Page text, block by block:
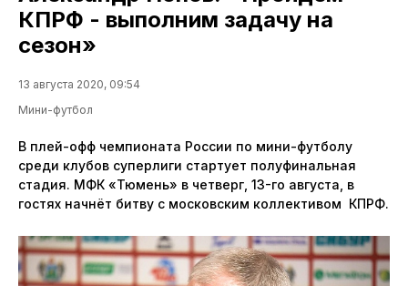
КПРФ - выполним задачу на
сезон»
13 августа 2020, 09:54
Мини-футбол
В плей-офф чемпионата России по мини-футболу
среди клубов суперлиги стартует полуфинальная
стадия. МФК «Тюмень» в четверг, 13-го августа, в
гостях начнёт битву с московским коллективом КПРФ.